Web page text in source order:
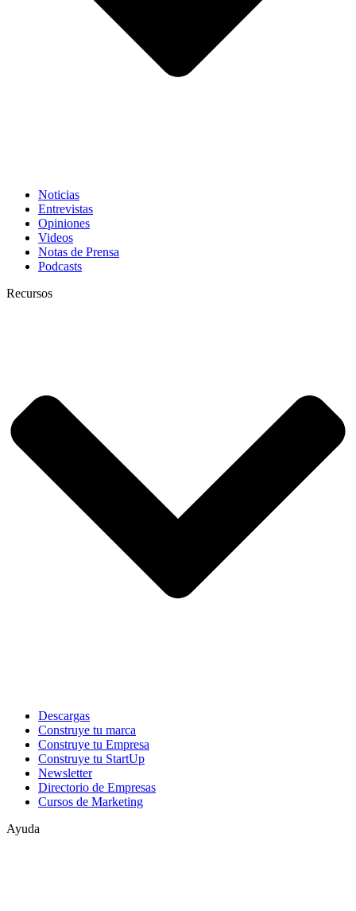
Noticias
Entrevistas
Opiniones
Videos
Notas de Prensa
Podcasts
Recursos
Descargas
Construye tu marca
Construye tu Empresa
Construye tu StartUp
Newsletter
Directorio de Empresas
Cursos de Marketing
Ayuda